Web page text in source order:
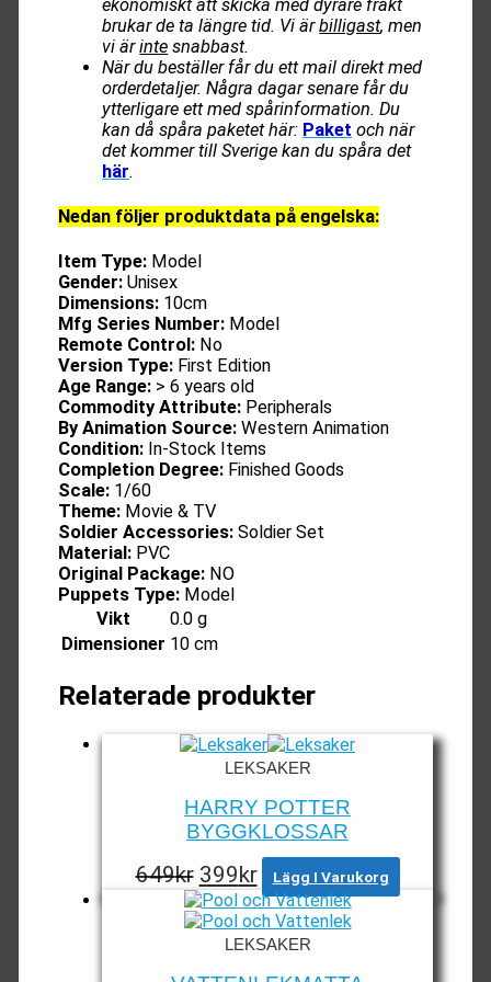
ekonomiskt att skicka med dyrare frakt
brukar de ta längre tid. Vi ärbilligast, men
vi ärinte snabbast.
När du beställer får du ett mail direkt med
orderdetaljer. Några dagar senare får du
ytterligare ett med spårinformation. Du
kan då spåra paketet här: Paket och när
det kommer till Sverige kan du spåra det
här.
Nedan följer produktdata på engelska:
Item Type: Model
Gender: Unisex
Dimensions: 10cm
Mfg Series Number: Model
Remote Control: No
Version Type: First Edition
Age Range: > 6 years old
Commodity Attribute: Peripherals
By Animation Source: Western Animation
Condition: In-Stock Items
Completion Degree: Finished Goods
Scale: 1/60
Theme: Movie & TV
Soldier Accessories: Soldier Set
Material: PVC
Original Package: NO
Puppets Type: Model
Vikt
0.0 g
Dimensioner 10 cm
Relaterade produkter
LEKSAKER
HARRY POTTER
BYGGKLOSSAR
649kr Det
ursprungliga
priset
var:
399krDet
nuvarande
priset
är:
Lägg I Varukorg
LEKSAKER